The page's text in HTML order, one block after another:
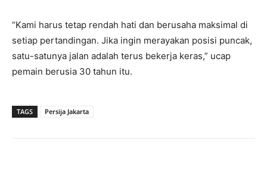
“Kami harus tetap rendah hati dan berusaha maksimal di
setiap pertandingan. Jika ingin merayakan posisi puncak,
satu-satunya jalan adalah terus bekerja keras,” ucap
pemain berusia 30 tahun itu.
TAGS Persija Jakarta